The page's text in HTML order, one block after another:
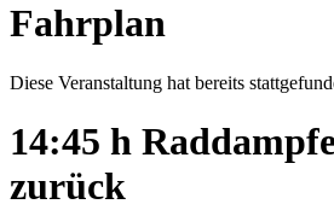
Fahrplan
Diese Veranstaltung hat bereits
14:45 h
zurück